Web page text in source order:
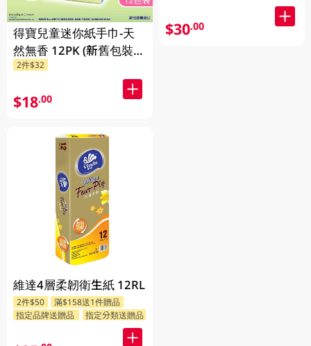
得寶兒童迷你紙手巾-天
然無香 12PK (新舊包裝隨
機發送)
2件$32
$18.00
維達4層柔韌衛生紙 12RL
2件$50
滿$158送1件贈品
指定品牌送贈品
指定分類送贈品
$30.00